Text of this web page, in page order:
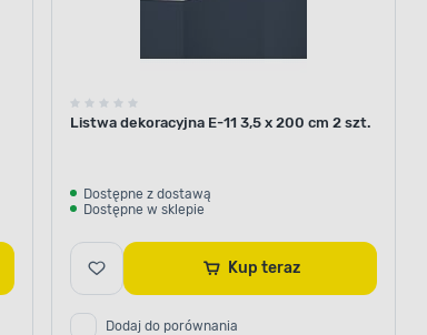
Listwa dekoracyjna E-11 3,5 x 200 cm 2 szt.
Dostępne z dostawą
Dostępne w sklepie
Kup teraz
Dodaj do porównania